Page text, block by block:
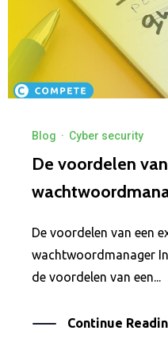
Blog · Cyber security
De voordelen
De voordelen van een
wachtwoordmanager
de voordelen van een...
Continue